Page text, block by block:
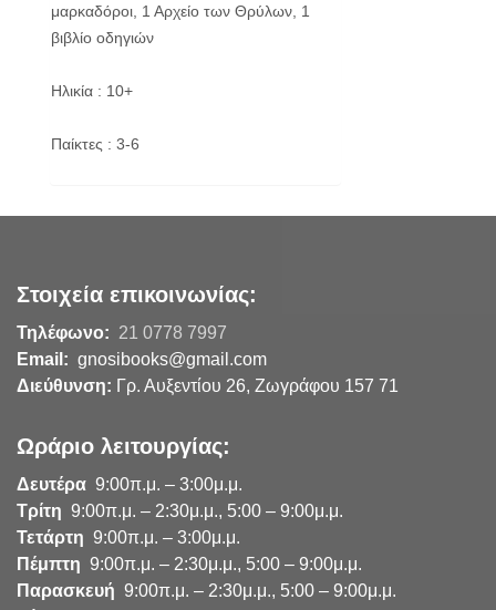
μαρκαδόροι, 1 Αρχείο των Θρύλων, 1
βιβλίο οδηγιών
Ηλικία : 10+
Παίκτες : 3-6
Στοιχεία επικοινωνίας:
Τηλέφωνο: 21 0778 7997
Email: gnosibooks@gmail.com
Διεύθυνση: Γρ. Αυξεντίου 26, Ζωγράφου 157 71
Ωράριο λειτουργίας:
Δευτέρα 9:00π.μ. – 3:00μ.μ.
Τρίτη 9:00π.μ. – 2:30μ.μ., 5:00 – 9:00μ.μ.
Τετάρτη 9:00π.μ. – 3:00μ.μ.
Πέμπτη 9:00π.μ. – 2:30μ.μ., 5:00 – 9:00μ.μ.
Παρασκευή 9:00π.μ. – 2:30μ.μ., 5:00 – 9:00μ.μ.